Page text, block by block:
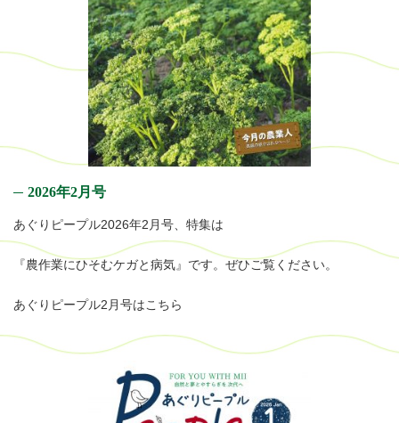
2026年2月号
あぐりピープル2026年2月号、特集は
『農作業にひそむケガと病気』です。ぜひご覧ください。
あぐりピープル2月号はこちら